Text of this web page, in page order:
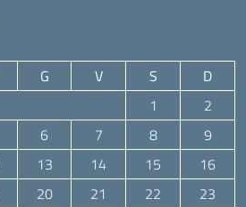
G V S
D
1
2
6 7 8
9
13 14 15
16
20 21 22
23